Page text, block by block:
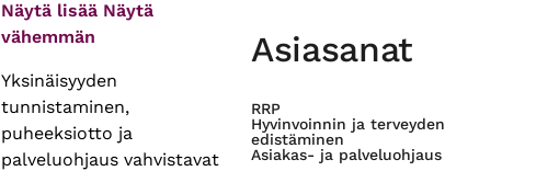
Näytä lisää Näytä
vähemmän
Yksinäisyyden
tunnistaminen,
puheeksiotto ja
palveluohjaus vahvistavat
Asiasanat
RRP
Hyvinvoinnin ja terveyden
edistäminen
Asiakas- ja palveluohjaus